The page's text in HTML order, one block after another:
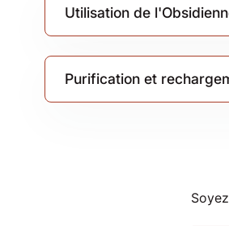
Utilisation de
Purification et